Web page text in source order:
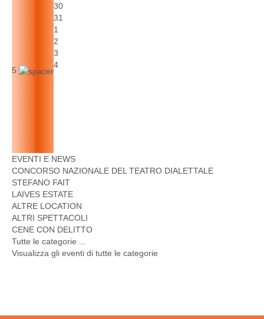
5
30
31
1
2
3
4
EVENTI E NEWS
CONCORSO NAZIONALE DEL TEATRO DIALETTALE
STEFANO FAIT
LAIVES ESTATE
ALTRE LOCATION
ALTRI SPETTACOLI
CENE CON DELITTO
Tutte le categorie ...
Visualizza gli eventi di tutte le categorie